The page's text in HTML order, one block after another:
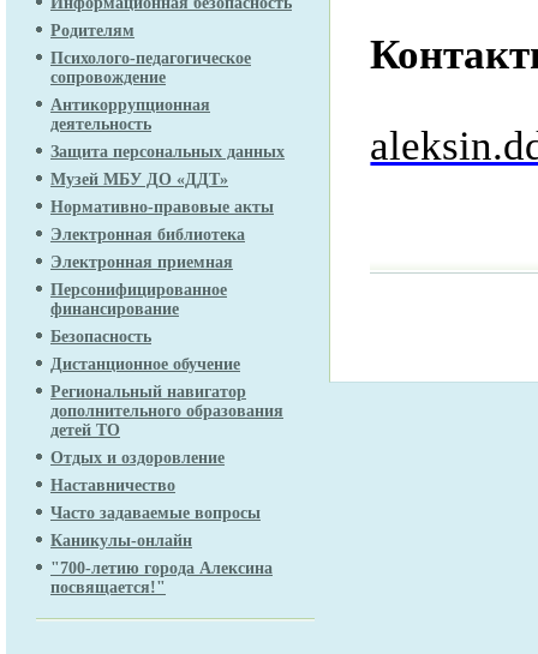
Родителям
Психолого-педагогическое
сопровождение
Антикоррупционная
деятельность
Защита персональных данных
Музей МБУ ДО «ДДТ»
Нормативно-правовые акты
Электронная библиотека
Электронная приемная
Персонифицированное
финансирование
Безопасность
Дистанционное обучение
Региональный навигатор
дополнительного образования
детей ТО
Отдых и оздоровление
Наставничество
Часто задаваемые вопросы
Каникулы-онлайн
"700-летию города Алексина
посвящается!"